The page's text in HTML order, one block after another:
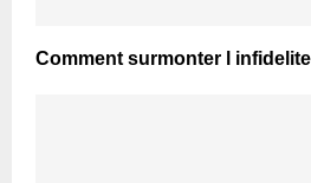
Comment surmonter l